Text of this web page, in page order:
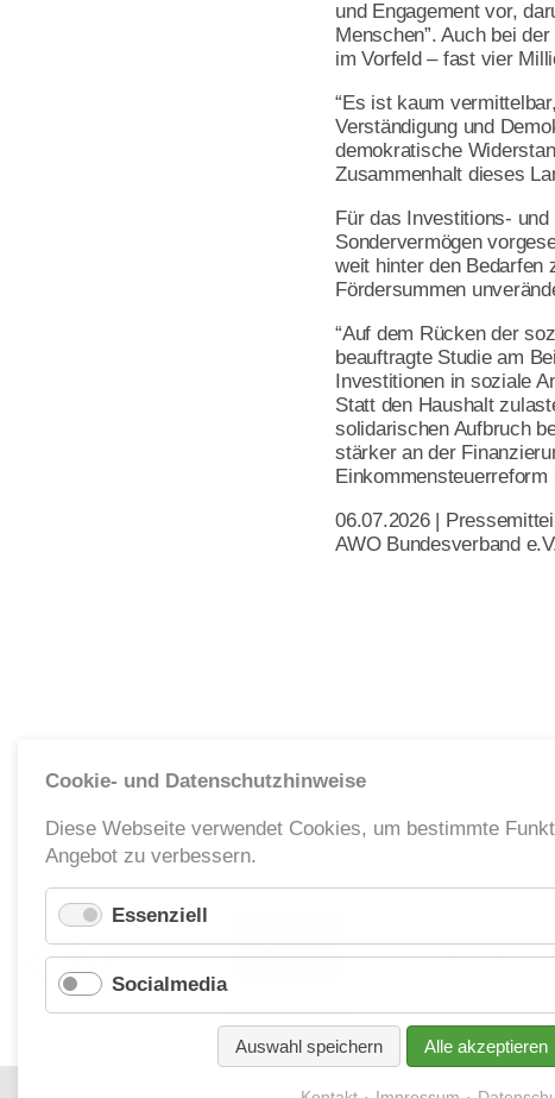
Grundsatzprogramm
Satzung
Leitbild
Statut & Satzung AWO
AWO Unternehmenskodex
Beschlüsse Landeskonferenzen
Geschäftsstelle
Korporative Partner
Die AWO in Mecklenburg Vorpommern
und Engagement vor,
Menschen”. Auch bei
im Vorfeld – fast vier
“Es ist kaum
Verständigung und
demokratische
Zusammenhalt dieses
Für das Investitions-
Sondervermögen
weit hinter den Bedarfen
Fördersummen
“Auf dem Rücken der
beauftragte Studie am
Investitionen in soziale
Statt den Haushalt
solidarischen Aufbruch
stärker an der
06.07.2026 |
AWO Bundesverband
Cookie- und Datenschutzhinweise
Diese Webseite verwendet Cookies, um bestimmte
Angebot zu verbessern.
Essenziell
Socialmedia
Auswahl speichern Alle akzeptieren